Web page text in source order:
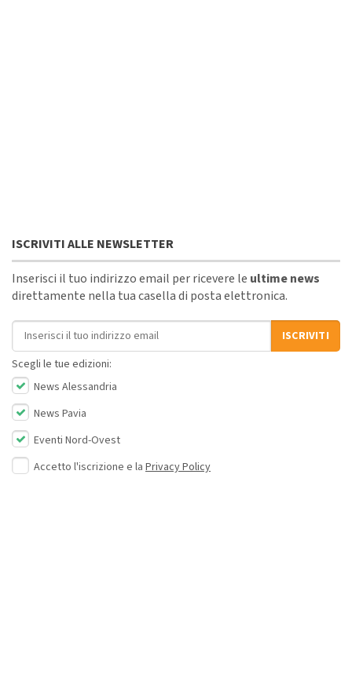
ISCRIVITI ALLE NEWSLETTER
Inserisci il tuo indirizzo email per ricevere le ultime news
direttamente nella tua casella di posta elettronica.
Indirizzo email
ISCRIVITI
Scegli le tue edizioni:
News Alessandria
News Pavia
Eventi Nord-Ovest
Accetto l'iscrizione e la Privacy Policy